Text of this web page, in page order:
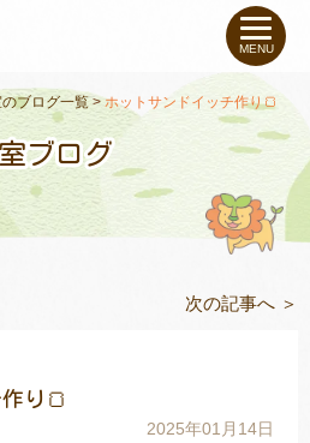
ま（０〜６才）
のお子さま
MENU
ブログ一覧>ホットサンドイッチ作り🍞
ブログ
次の記事へ ＞
り🍞
2025年01月14日